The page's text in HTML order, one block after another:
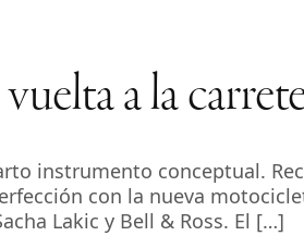
a la
instrumento conceptual.
con la nueva
Lakic y Bell & Ross. El […]